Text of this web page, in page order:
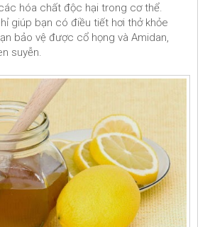
hóa chất độc hại trong cơ thể.
giúp bạn có điều tiết hơi thở khỏe
bảo vệ được cổ họng và Amidan,
suyễn.